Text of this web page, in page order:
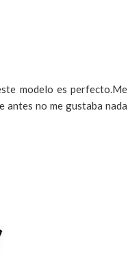
modelo es perfecto.Me
antes no me gustaba nada